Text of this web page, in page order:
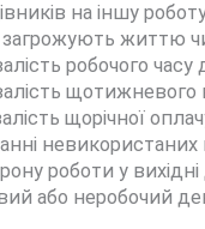
на іншу
загрожують життю
робочого
щотижневого
щорічної
невикористаних
роботи у
або неробочий